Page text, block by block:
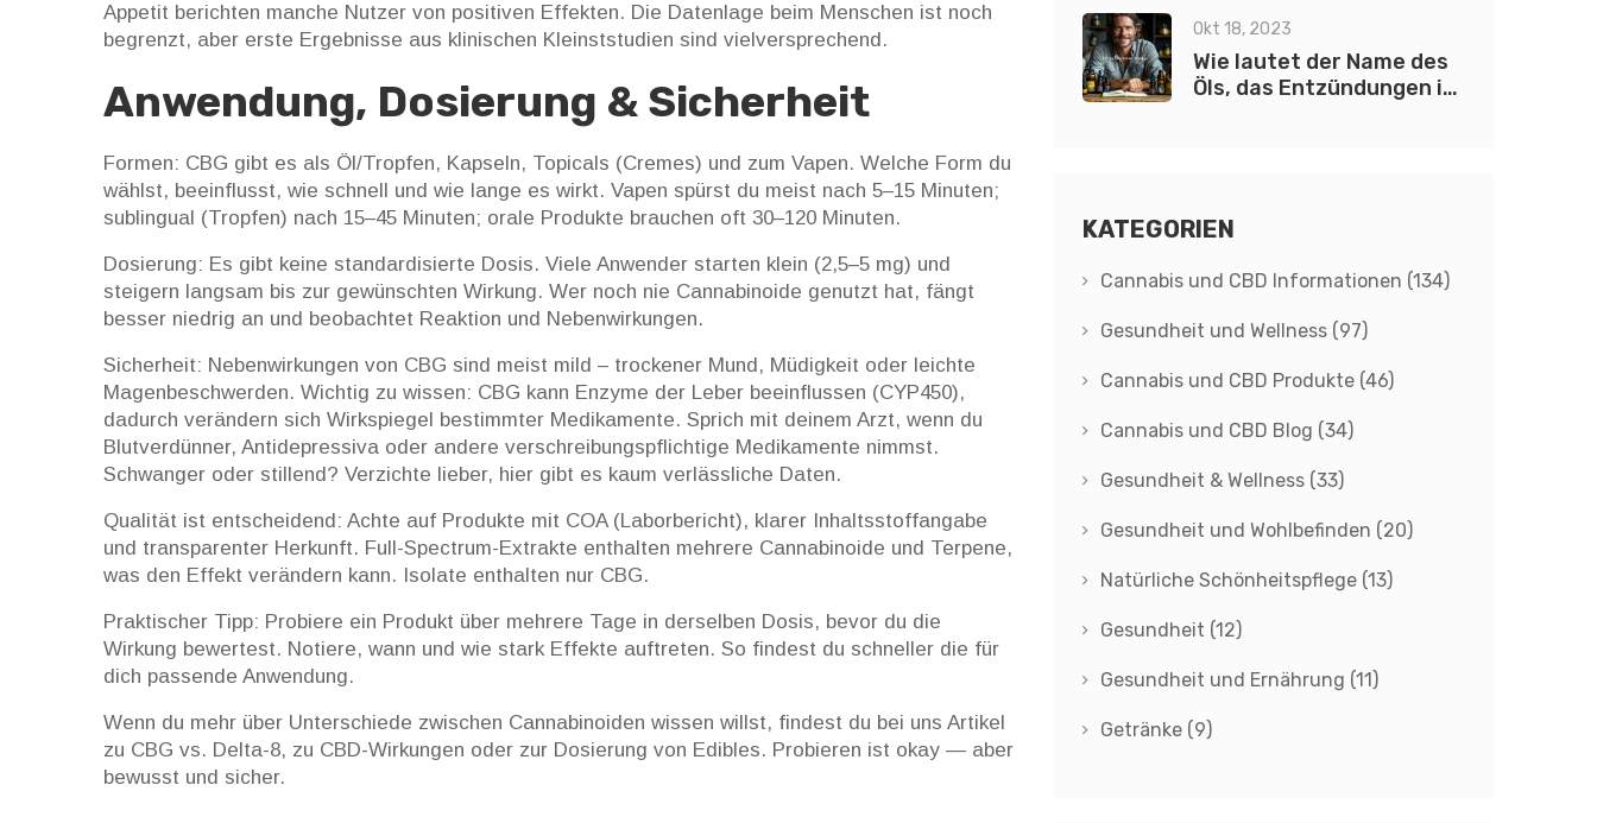
Appetit berichten manche Nutzer von positiven Effekten. Die Datenlage beim Menschen ist noch
begrenzt, aber erste Ergebnisse aus klinischen Kleinststudien sind vielversprechend.
Anwendung, Dosierung & Sicherheit
Formen: CBG gibt es als Öl/Tropfen, Kapseln, Topicals (Cremes) und zum Vapen. Welche Form du
wählst, beeinflusst, wie schnell und wie lange es wirkt. Vapen spürst du meist nach 5–15 Minuten;
sublingual (Tropfen) nach 15–45 Minuten; orale Produkte brauchen oft 30–120 Minuten.
Dosierung: Es gibt keine standardisierte Dosis. Viele Anwender starten klein (2,5–5 mg) und
steigern langsam bis zur gewünschten Wirkung. Wer noch nie Cannabinoide genutzt hat, fängt
besser niedrig an und beobachtet Reaktion und Nebenwirkungen.
Sicherheit: Nebenwirkungen von CBG sind meist mild – trockener Mund, Müdigkeit oder leichte
Magenbeschwerden. Wichtig zu wissen: CBG kann Enzyme der Leber beeinflussen (CYP450),
dadurch verändern sich Wirkspiegel bestimmter Medikamente. Sprich mit deinem Arzt, wenn du
Blutverdünner, Antidepressiva oder andere verschreibungspflichtige Medikamente nimmst.
Schwanger oder stillend? Verzichte lieber, hier gibt es kaum verlässliche Daten.
Qualität ist entscheidend: Achte auf Produkte mit COA (Laborbericht), klarer Inhaltsstoffangabe
und transparenter Herkunft. Full-Spectrum-Extrakte enthalten mehrere Cannabinoide und Terpene,
was den Effekt verändern kann. Isolate enthalten nur CBG.
Praktischer Tipp: Probiere ein Produkt über mehrere Tage in derselben Dosis, bevor du die
Wirkung bewertest. Notiere, wann und wie stark Effekte auftreten. So findest du schneller die für
dich passende Anwendung.
Wenn du mehr über Unterschiede zwischen Cannabinoiden wissen willst, findest du bei uns Artikel
zu CBG vs. Delta-8, zu CBD-Wirkungen oder zur Dosierung von Edibles. Probieren ist okay — aber
bewusst und sicher.
und Anwendungen
Okt 18, 2023
Wie lautet der Name des
Öls, das Entzündungen in
KATEGORIEN
Cannabis und CBD Informationen (134)
Gesundheit und Wellness (97)
Cannabis und CBD Produkte (46)
Cannabis und CBD Blog (34)
Gesundheit & Wellness (33)
Gesundheit und Wohlbefinden (20)
Natürliche Schönheitspflege (13)
Gesundheit (12)
Gesundheit und Ernährung (11)
Getränke (9)